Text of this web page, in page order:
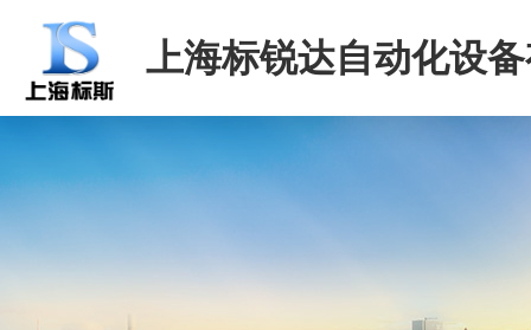
上海标锐达自动化设
司